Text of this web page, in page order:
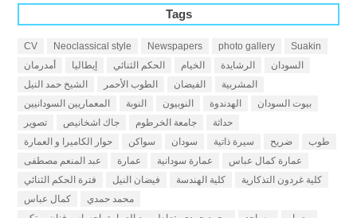
Tags
CV Neoclassical style Newspapers photo gallery
Suakin
أمدرمان
إيطاليا الحكم الثنائي الخيام الرشايدة
السودان
الشيخ حمد النيل
الطوب الأحمر الفيضان
المشربية
المعماريين السودانيين
النوبة النوبيون الهدندوة
بيوت السودان
تصوير
جاك اشخانيص جامعة الخرطوم
حداثة
حوار الكاميرا و العمارة
سواكن سودان سيرة ذاتية ضريح
طوب
عبد المنعم مصطفى
عمارة عمارة سودانية
عمارة كمال عباس
فترة الحكم الثنائي
فيضان النيل كلية الهندسة
كلية غردون التذكارية
كمال عباس
محمد حمدي